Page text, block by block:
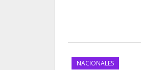
NACIONALES